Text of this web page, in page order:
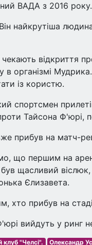
ВАДА з 2016 року.
найкрутіша
чекають відкриття
в організмі
із користю.
спортсмен
Тайсона Ф'юрі,
прибув на матч-
що першим на
був щасливий
Єлизавета.
хто прибув на
вийдуть у ринг
клуб "Челсі". Олександр